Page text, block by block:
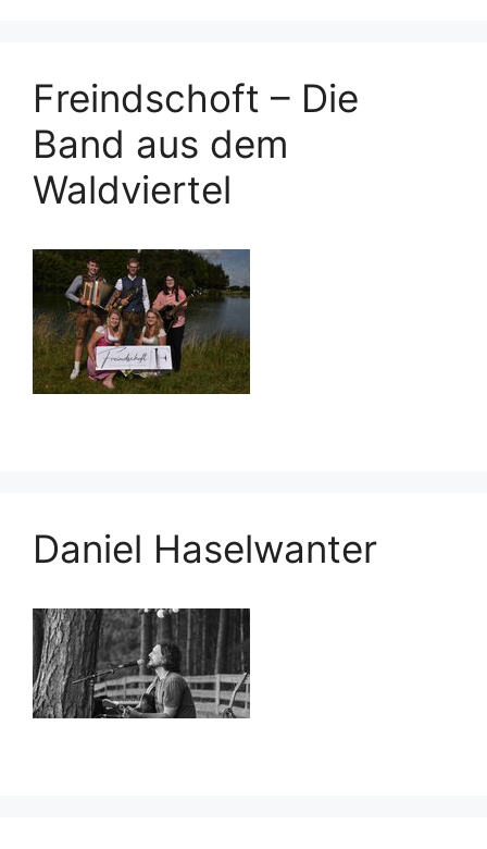
Freindschoft – Die
Band aus dem
Waldviertel
Daniel Haselwanter